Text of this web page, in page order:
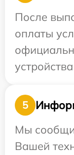
После
оплаты
5
Мы
Вашей